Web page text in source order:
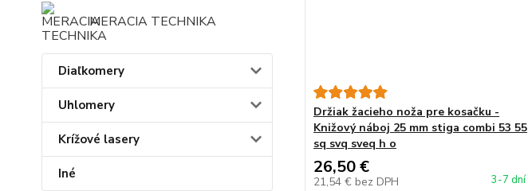
MERACIA TECHNIKA
Diaľkomery
Uhlomery
Krížové lasery
Iné
Držiak žacieho noža pre kosačku -
Knižový náboj 25 mm stiga combi 53 55
sq svq sveq h o
26,50 €
21,54 € bez DPH 3-7 dní